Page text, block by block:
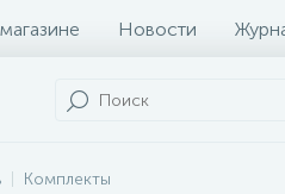
Новости
Комплекты